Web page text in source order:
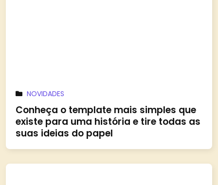
NOVIDADES
Conheça o template mais simples que
existe para uma história e tire todas as
suas ideias do papel